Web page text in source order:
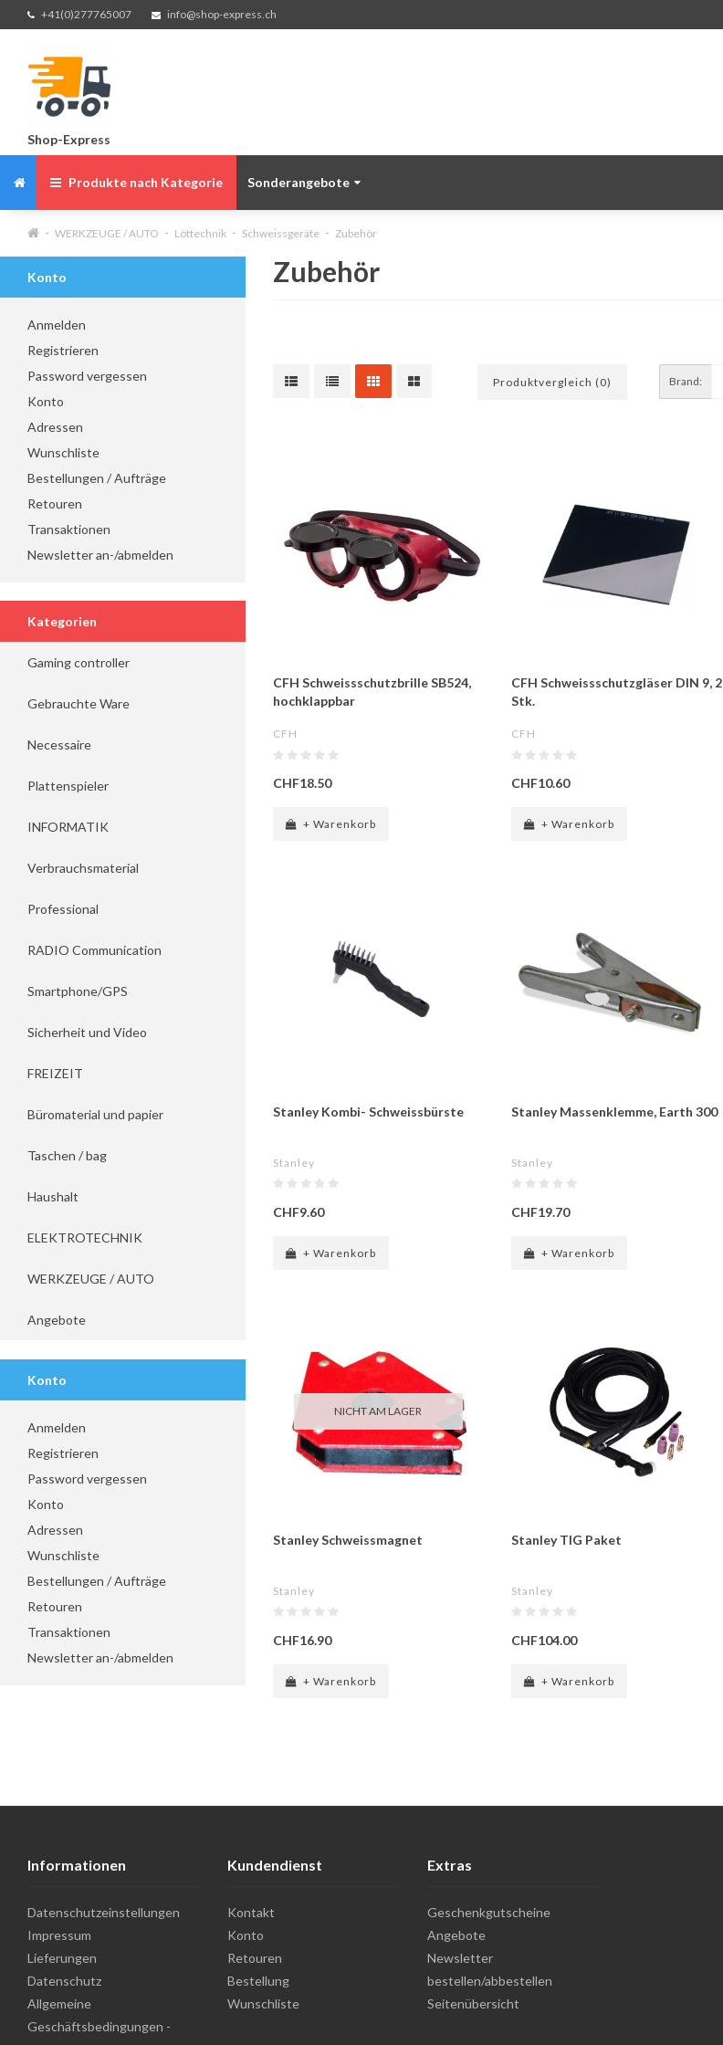
+41(0)277765007 info@shop-express.ch
Shop-Express
Produkte nach Kategorie Sonderangebote
WERKZEUGE / AUTO Löttechnik Schweissgeräte Zubehör
Konto
Anmelden
Registrieren
Password vergessen
Konto
Adressen
Wunschliste
Bestellungen / Aufträge
Retouren
Transaktionen
Newsletter an-/abmelden
Kategorien
Gaming controller
Gebrauchte Ware
Necessaire
Plattenspieler
INFORMATIK
Verbrauchsmaterial
Professional
RADIO Communication
Smartphone/GPS
Sicherheit und Video
FREIZEIT
Büromaterial und papier
Taschen / bag
Haushalt
ELEKTROTECHNIK
WERKZEUGE / AUTO
Angebote
Konto
Anmelden
Registrieren
Password vergessen
Konto
Adressen
Wunschliste
Bestellungen / Aufträge
Retouren
Transaktionen
Newsletter an-/abmelden
Zubehör
Produktvergleich (0) Brand:
CFH Schweissschutzbrille SB524,
hochklappbar
CFH
CHF18.50
+ Warenkorb
CFH Schweissschutzgläser DIN 9, 2
Stk.
CFH
CHF10.60
+ Warenkorb
Stanley Kombi- Schweissbürste
Stanley
CHF9.60
+ Warenkorb
Stanley Massenklemme, Earth 300
Stanley
CHF19.70
+ Warenkorb
NICHT AM LAGER
Stanley Schweissmagnet
Stanley
CHF16.90
+ Warenkorb
Stanley TIG Paket
Stanley
CHF104.00
+ Warenkorb
Informationen
Datenschutzeinstellungen
Impressum
Lieferungen
Datenschutz
Allgemeine
Geschäftsbedingungen -
Kundendienst
Kontakt
Konto
Retouren
Bestellung
Wunschliste
Extras
Geschenkgutscheine
Angebote
Newsletter
bestellen/abbestellen
Seitenübersicht